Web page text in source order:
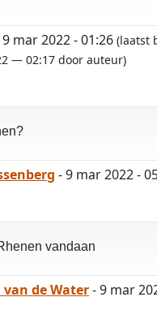
9 mar 2022 - 01:26 (laatst
— 02:17 door auteur)
- 9 mar 2022 -
vandaan
van de Water- 9 mar